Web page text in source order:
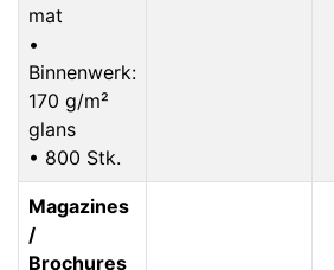
mat
•
Binnenwerk:
170 g/m²
glans
• 800 Stk.
Magazines
/
Brochures